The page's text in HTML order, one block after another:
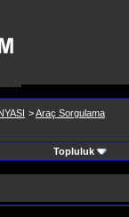
>Araç Sorgulama
Topluluk